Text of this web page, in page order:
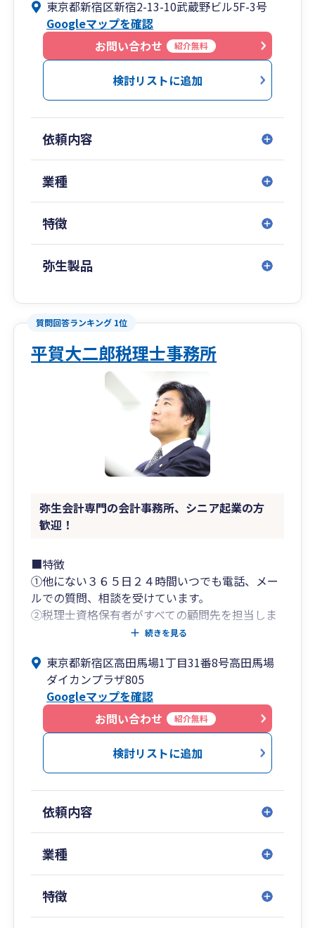
す。
taxyz.jpでご検索ください。
【選ばれる理由】
① 所長が30代の若手税理士事務所です。
50代・60代の税理士先生に相談しづらいことも、
お気軽にご相談ください。
② 専門用語を避けてシンプルに分かりやすくお
境作りを行っております。
③ ご契約いただいたお客様にはクラウド会計の
導入を行っていただいております。クラウド会計
会計作業ができるように献身的にサポートいたし
ます。
東京都新宿区新宿2-13-10武蔵野ビル5F-3号
Googleマップを確認
お問い合わせ
紹介無料
検討リストに追加
依頼内容
業種
特徴
弥生製品
質問回答ランキング 1位
平賀大二郎税理士事務所
弥生会計専門の会計事務所、シニア起業の方
歓迎！
■特徴
①他にない３６５日２４時間いつでも電話、メー
ルでの質問、相談を受けています。
②税理士資格保有者がすべての顧問先を担当しま
すから、節税・決算対策についてしっかりとした
③たくさんの方々から「丁寧な対応」「わかりや
すい説明」との声をいただいています。
■サービスコンセプト
会計や税務の面でサポートするだけでなく、経営
者の方の ｢最も信頼できる相談相手になる｣ こと
をサービスコンセプトに活動しています。
■活動エリア
この他、西東京市近郊の各市（武蔵野市、小平
市、小金井市、三鷹市、東久留米市など）も主な
活動エリアとしています。
続きを見る
東京都新宿区高田馬場1丁目31番8号高田馬場
ダイカンプラザ805
Googleマップを確認
お問い合わせ
紹介無料
検討リストに追加
依頼内容
業種
特徴